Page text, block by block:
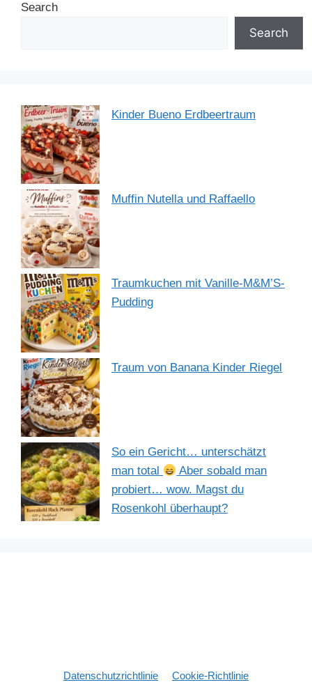
o
Search
Search
Kinder Bueno Erdbeertraum
Muffin Nutella und Raffaello
Traumkuchen mit Vanille-M&M’S-
Pudding
Traum von Banana Kinder Riegel
So ein Gericht… unterschätzt
man total
Aber sobald man
probiert… wow. Magst du
Rosenkohl überhaupt?
Datenschutzrichtlinie Cookie-Richtlinie